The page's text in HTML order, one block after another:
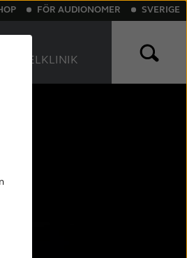
FÖR AUDIONOMER SVERIGE
HÖRSELKLINIK